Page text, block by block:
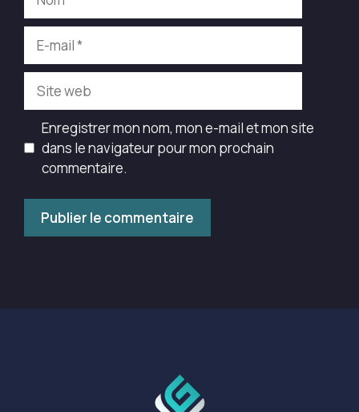
mail
Site
web
Enregistrer mon nom, mon e-mail et mon site
dans le navigateur pour mon prochain
commentaire.